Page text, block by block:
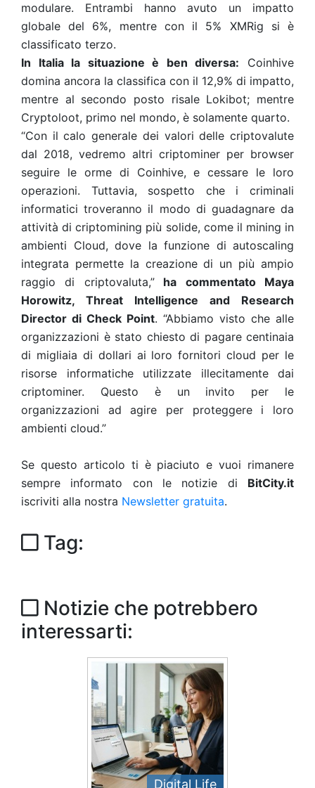
modulare. Entrambi hanno avuto un impatto
globale del 6%, mentre con il 5% XMRig si è
classificato terzo.
In Italia la situazione è ben diversa: Coinhive
domina ancora la classifica con il 12,9% di impatto,
mentre al secondo posto risale Lokibot; mentre
Cryptoloot, primo nel mondo, è solamente quarto.
“Con il calo generale dei valori delle criptovalute
dal 2018, vedremo altri criptominer per browser
seguire le orme di Coinhive, e cessare le loro
operazioni. Tuttavia, sospetto che i criminali
informatici troveranno il modo di guadagnare da
attività di criptomining più solide, come il mining in
ambienti Cloud, dove la funzione di autoscaling
integrata permette la creazione di un più ampio
raggio di criptovaluta,”ha commentato Maya
Horowitz, Threat Intelligence and Research
Director di Check Point. “Abbiamo visto che alle
organizzazioni è stato chiesto di pagare centinaia
di migliaia di dollari ai loro fornitori cloud per le
risorse informatiche utilizzate illecitamente dai
criptominer. Questo è un invito per le
organizzazioni ad agire per proteggere i loro
ambienti cloud.”
Se questo articolo ti è piaciuto e vuoi rimanere
sempre informato con le notizie di BitCity.it
iscriviti alla nostra Newsletter gratuita.
Tag:
Notizie che potrebbero
interessarti:
Digital Life